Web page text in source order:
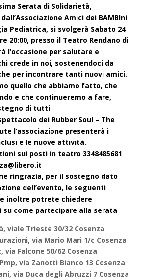
Serata di Solidarietà,
Amici dei BAMBIni
Pediatrica, si svolgerà Sabato 24
20:00, presso il Teatro Rendano di
l’occasione per salutare e
crede in noi, sostenendoci da
per incontrare tanti nuovi amici.
quello che abbiamo fatto, che
e che continueremo a fare,
di tutti.
dei Rubber Soul – The
l’associazione presenterà i
e le nuove attività.
sui posti in teatro 3348485681
ringrazia, per il sostegno dato
dell’evento, le seguenti
inoltre potrete chiedere
su come partecipare alla serata
viale Trieste 30/32 Cosenza
via Mario Mari 1/c Cosenza
via Falcone 50/62 Cosenza
via Zanotti Bianco 13 Cosenza
via Duca degli Abruzzi 7 Cosenza